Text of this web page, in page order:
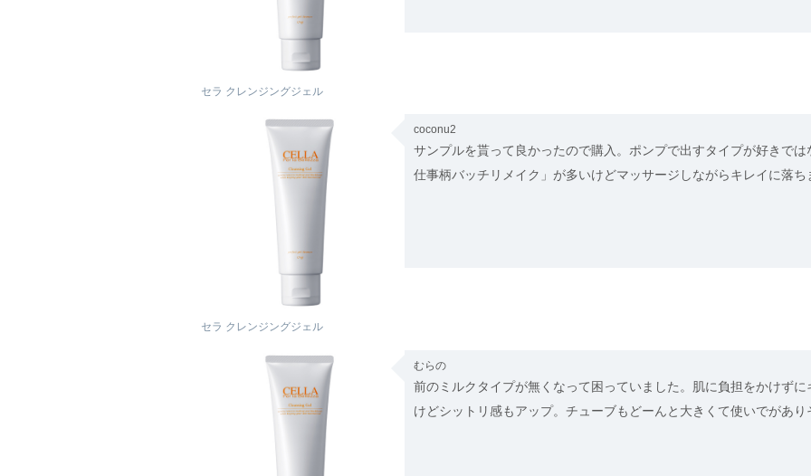
セラ クレンジングジェル
セラ クレンジングジェル
coconu2
サンプルを貰って良かったので購入。ポンプで出すタイプが好きでは
仕事柄バッチリメイク」が多いけどマッサージしながらキレイに落ち
むらの
前のミルクタイプが無くなって困っていました。肌に負担をかけず
けどシットリ感もアップ。チューブもどーんと大きくて使いでがあり